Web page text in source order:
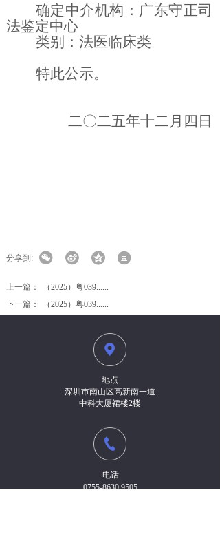
确定中介机构：广东守正司
法鉴定中心
类别：法医临床类
特此公示。
二〇二五年十二月四 日
分享到:
上一篇：
（2025）粤039......
下一篇：
（2025）粤039......
地点
深圳市南山区高新南一道
中科大厦裙楼2楼
电话
0755-8630 9505